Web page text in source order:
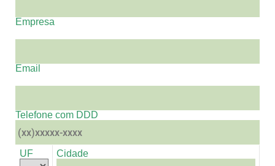
Empresa
Email
Telefone com DDD
UF Cidade